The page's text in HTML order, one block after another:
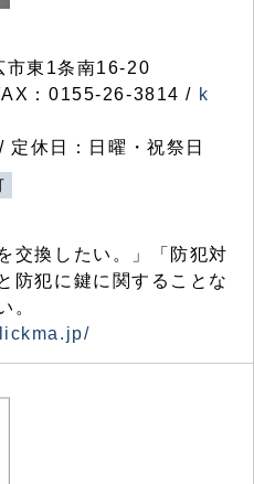
東1条南16-20
：0155-26-3814 / k
休日：日曜・祝祭日
交換したい。」「防犯対
防犯に鍵に関することな
。